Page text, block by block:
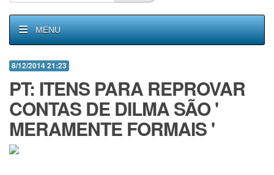
MENU
8/12/2014 21:23
PT: ITENS PARA REPROVAR
CONTAS DE DILMA SÃO '
MERAMENTE FORMAIS '